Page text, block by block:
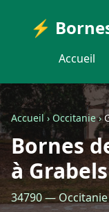
⚡
Accueil
Accueil›Occitanie›
Bornes
à Grabels
34790 — Occitanie